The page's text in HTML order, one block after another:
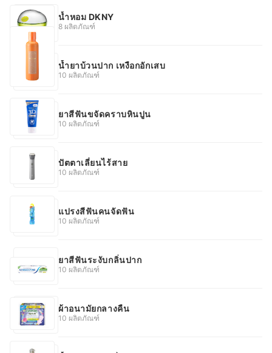
น้ำหอม DKNY
8 ผลิตภัณฑ์
น้ำยาบ้วนปาก เหงือกอักเสบ
10 ผลิตภัณฑ์
ยาสีฟันขจัดคราบหินปูน
10 ผลิตภัณฑ์
ปัตตาเลี่ยนไร้สาย
10 ผลิตภัณฑ์
แปรงสีฟันคนจัดฟัน
10 ผลิตภัณฑ์
ยาสีฟันระงับกลิ่นปาก
10 ผลิตภัณฑ์
ผ้าอนามัยกลางคืน
10 ผลิตภัณฑ์